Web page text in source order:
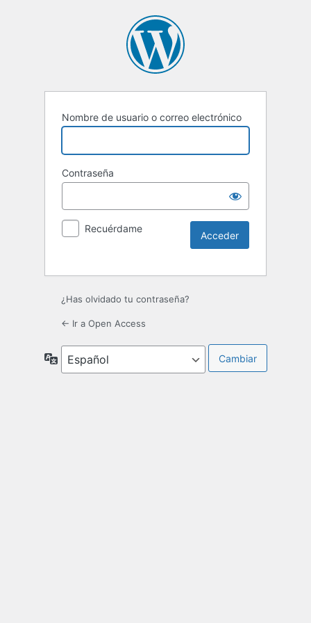
Nombre de usuario o correo electrónico
Contraseña
Recuérdame
¿Has olvidado tu contraseña?
← Ir a Open Access
Idioma